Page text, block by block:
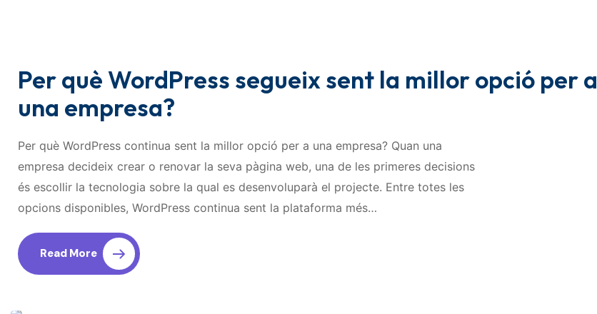
Per què WordPress segueix sent la millor opció per a
una empresa?
Per què WordPress continua sent la millor opció per a una empresa? Quan una
empresa decideix crear o renovar la seva pàgina web, una de les primeres decisions
és escollir la tecnologia sobre la qual es desenvoluparà el projecte. Entre totes les
opcions disponibles, WordPress continua sent la plataforma més…
Read More